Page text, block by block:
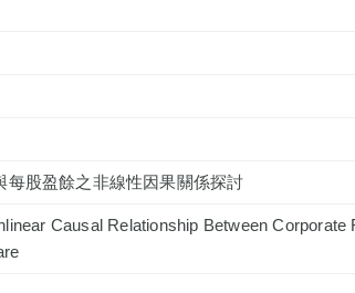
每股盈餘之非線性因果關係探討
Causal Relationship Between Corporate